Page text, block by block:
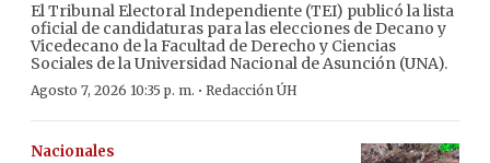
El Tribunal Electoral Independiente (TEI) publicó la lista
oficial de candidaturas para las elecciones de Decano y
Vicedecano de la Facultad de Derecho y Ciencias
Sociales de la Universidad Nacional de Asunción (UNA).
Agosto 7, 2026 10:35 p. m. · Redacción ÚH
Nacionales